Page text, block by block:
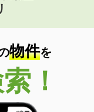
物件を
！